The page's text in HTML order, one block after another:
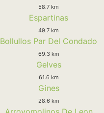
58.7 km
Espartinas
49.7 km
Bollullos Par Del Condado
69.3 km
Gelves
61.6 km
Gines
28.6 km